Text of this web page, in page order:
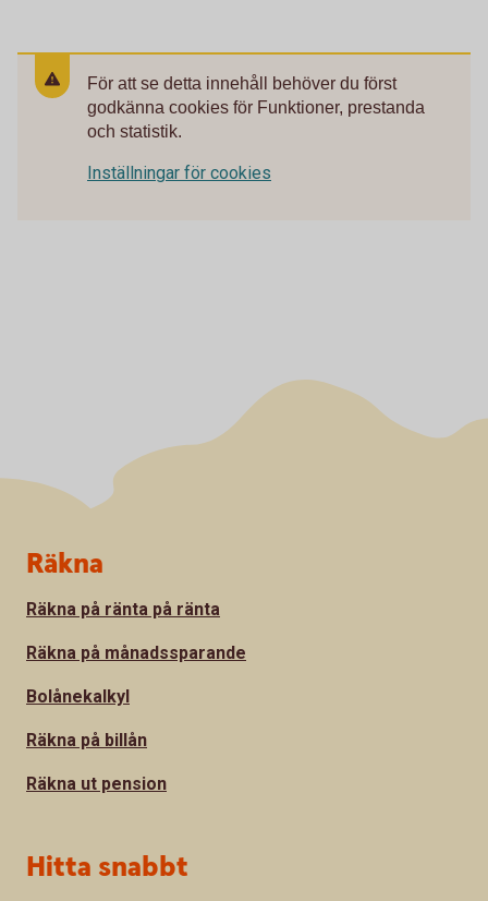
För att se detta innehåll behöver du först
godkänna cookies för Funktioner, prestanda
och statistik.
Inställningar för cookies
Sidfot
Räkna
Räkna på ränta på ränta
Räkna på månadssparande
Bolånekalkyl
Räkna på billån
Räkna ut pension
Hitta snabbt